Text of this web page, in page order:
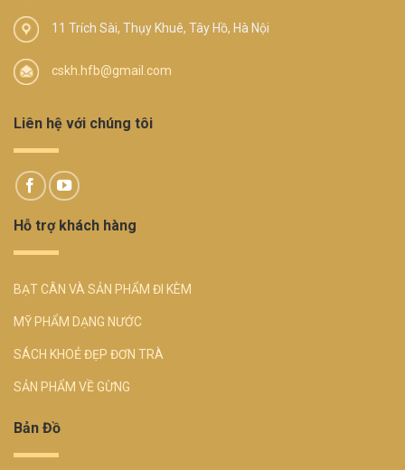
11 Trích Sài, Thụy Khuê, Tây Hồ, Hà Nội
cskh.hfb@gmail.com
Liên hệ với chúng tôi
Hỗ trợ khách hàng
BẠT CÂN VÀ SẢN PHẨM ĐI KÈM
MỸ PHẨM DẠNG NƯỚC
SÁCH KHOẺ ĐẸP ĐƠN TRÀ
SẢN PHẨM VỀ GỪNG
Bản Đồ